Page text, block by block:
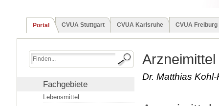
Portal CVUA Stuttgart CVUA Karlsruhe CVUA Freiburg
Fachgebiete
Lebensmittel
Arzneimittel
Dr. Matthias